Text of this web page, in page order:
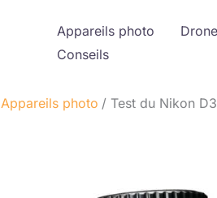
Appareils photo
Conseils
Appareils photo Test du Nikon